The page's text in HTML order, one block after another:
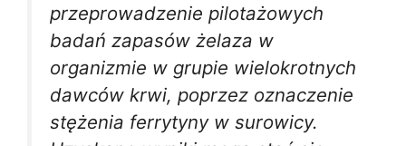
przeprowadzenie pilotażowych
badań zapasów żelaza w
organizmie w grupie wielokrotnych
dawców krwi, poprzez oznaczenie
stężenia ferrytyny w surowicy.